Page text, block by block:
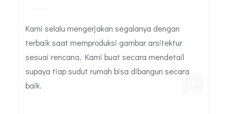
Kami selalu mengerjakan segalanya dengan
terbaik saat memproduksi gambar arsitektur
sesuai rencana. Kami buat secara mendetail
supaya tiap sudut rumah bisa dibangun secara
baik.
03